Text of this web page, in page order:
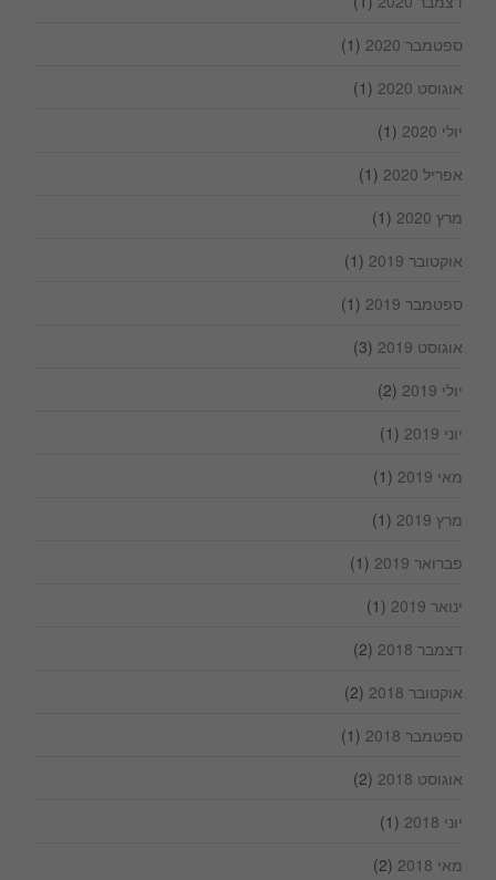
ספטמבר 2020
(1)
אוגוסט 2020
(1)
יולי 2020
(1)
אפריל 2020
(1)
מרץ 2020
(1)
אוקטובר 2019
(1)
ספטמבר 2019
(1)
אוגוסט 2019
(3)
יולי 2019
(2)
יוני 2019
(1)
מאי 2019
(1)
מרץ 2019
(1)
פברואר 2019
(1)
ינואר 2019
(1)
דצמבר 2018
(2)
אוקטובר 2018
(2)
ספטמבר 2018
(1)
אוגוסט 2018
(2)
יוני 2018
(1)
מאי 2018
(2)